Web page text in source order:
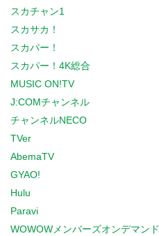
スカチャン1
スカサカ！
スカパー！
スカパー！4K総合
MUSIC ON!TV
J:COMチャンネル
チャンネルNECO
TVer
AbemaTV
GYAO!
Hulu
Paravi
WOWOWメンバーズオンデマンド